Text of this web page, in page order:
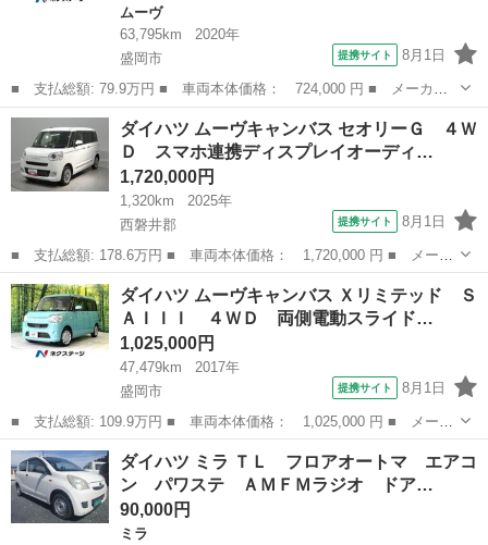
ムーヴ
63,795km
2020年
盛岡市
提携サイト 8月1日
■ 支払総額: 79.9万円 ■ 車両本体価格： 724,000 円 ■ メーカー
名： ダイハツ ■ 車種名： ムーヴ ■ グレード名： Ｘリミテッ
ドＩＩ ＳＡＩＩＩ 純正ＳＤナビ バックカメラ スマートアシス
ト３ 禁煙車...
岩手 盛岡市 ムーヴ
ダイハツ ムーヴキャンバス セオリーＧ ４Ｗ
Ｄ スマホ連携ディスプレイオーディ…
1,720,000円
1,320km
2025年
西磐井郡
提携サイト 8月1日
■ 支払総額: 178.6万円 ■ 車両本体価格： 1,720,000 円 ■ メーカ
ー名： ダイハツ ■ 車種名： ムーヴキャンバス ■ グレード
名： セオリーＧ ４ＷＤ スマホ連携ディスプレイオーディオ バ
ックモニター...
岩手 西磐井郡
ダイハツ ムーヴキャンバス Ｘリミテッド Ｓ
ＡＩＩＩ ４ＷＤ 両側電動スライド…
1,025,000円
47,479km
2017年
盛岡市
提携サイト 8月1日
■ 支払総額: 109.9万円 ■ 車両本体価格： 1,025,000 円 ■ メーカ
ー名： ダイハツ ■ 車種名： ムーヴキャンバス ■ グレード
名： Ｘリミテッド ＳＡＩＩＩ ４ＷＤ 両側電動スライド 純正
ＳＤナビ バ...
岩手 盛岡市 ダイハツ
ダイハツ ミラ ＴＬ フロアオートマ エアコ
ン パワステ ＡＭＦＭラジオ ドア…
90,000円
ミラ